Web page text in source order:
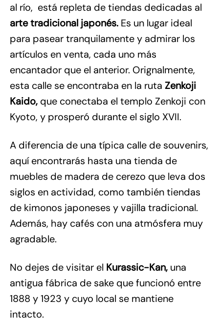
al río, está repleta de tiendas dedicadas al
arte tradicional japonés. Es un lugar ideal
para pasear tranquilamente y admirar los
artículos en venta, cada uno más
encantador que el anterior. Orignalmente,
esta calle se encontraba en la ruta Zenkoji
Kaido, que conectaba el templo Zenkoji con
Kyoto, y prosperó durante el siglo XVII.
A diferencia de una típica calle de souvenirs,
aquí encontrarás hasta una tienda de
muebles de madera de cerezo que leva dos
siglos en actividad, como también tiendas
de kimonos japoneses y vajilla tradicional.
Además, hay cafés con una atmósfera muy
agradable.
No dejes de visitar el Kurassic-Kan, una
antigua fábrica de sake que funcionó entre
1888 y 1923 y cuyo local se mantiene
intacto.